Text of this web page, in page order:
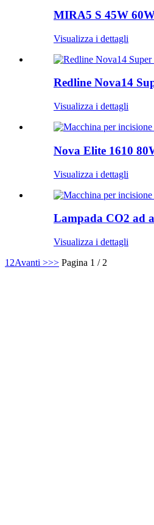
MIRA5 S 45W
Visualizza i dettagli
Redline Nova14
Visualizza i dettagli
Nova Elite 1610
Visualizza i dettagli
Lampada CO2 ad
Visualizza i dettagli
1 2Avanti >>> Pagina 1 / 2